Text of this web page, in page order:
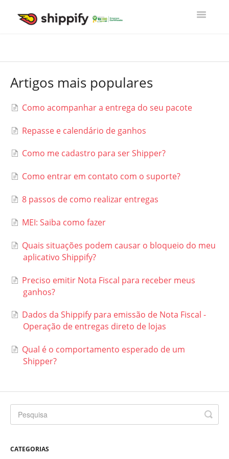
Toggle
Entregador Shippify
Empresas Parceiras Shippify
Artigos mais populares
Como acompanhar a entrega do seu pacote
Repasse e calendário de ganhos
Como me cadastro para ser Shipper?
Como entrar em contato com o suporte?
8 passos de como realizar entregas
MEI: Saiba como fazer
Quais situações podem causar o bloqueio do meu
aplicativo Shippify?
Preciso emitir Nota Fiscal para receber meus
ganhos?
Dados da Shippify para emissão de Nota Fiscal -
Operação de entregas direto de lojas
Qual é o comportamento esperado de um
Shipper?
CATEGORIAS